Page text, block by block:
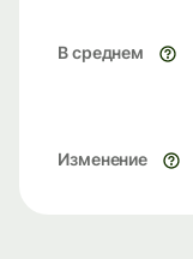
В среднем
Изменение